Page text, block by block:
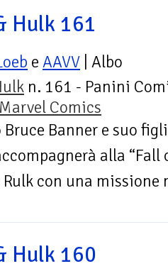
Hulk 161
e AAVV | Albo
n. 161 - Panini
Comics
Banner e suo
alla “Fall
con una missione
Hulk 160